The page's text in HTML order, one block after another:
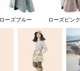
ローズブルー ローズピンク